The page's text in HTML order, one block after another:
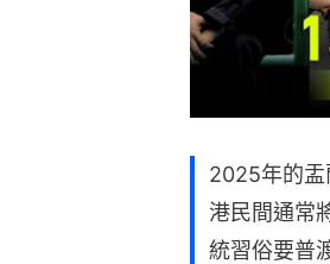
2025年的盂
港民間通常
統習俗要普